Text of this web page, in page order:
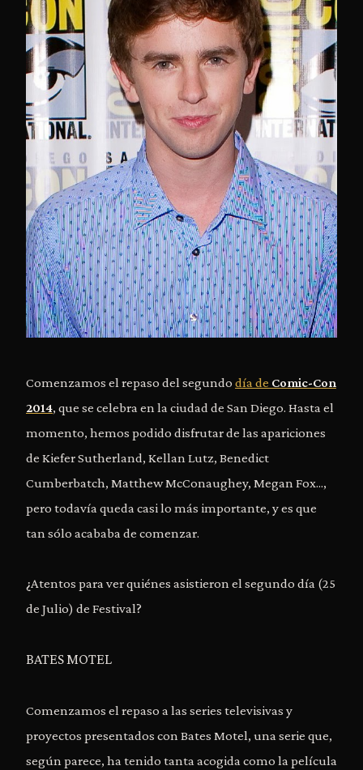
Comenzamos el repaso del segundo día de Comic-Con
2014, que se celebra en la ciudad de San Diego. Hasta el
momento, hemos podido disfrutar de las apariciones
de Kiefer Sutherland, Kellan Lutz, Benedict
Cumberbatch, Matthew McConaughey, Megan Fox...,
pero todavía queda casi lo más importante, y es que
tan sólo acababa de comenzar.
¿Atentos para ver quiénes asistieron el segundo día (25
de Julio) de Festival?
BATES MOTEL
Comenzamos el repaso a las series televisivas y
proyectos presentados con Bates Motel, una serie que,
según parece, ha tenido tanta acogida como la película